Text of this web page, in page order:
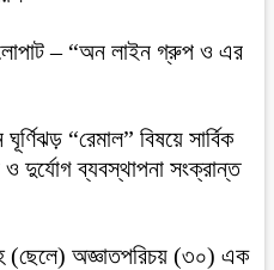
লোপাট – “অন লাইন গ্রুপ ও এর
“রেমাল” বিষয়ে সার্বিক
দুর্যোগ ব্যবস্থাপনা সংক্রান্ত
(ছেলে) অজ্ঞাতপরিচয় (৩০) এক